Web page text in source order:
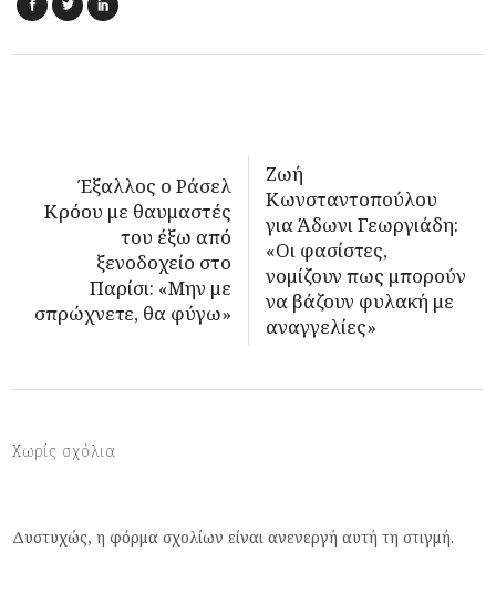
Έξαλλος ο Ράσελ
Κρόου με θαυμαστές
του έξω από
ξενοδοχείο στο
Παρίσι: «Μην με
σπρώχνετε, θα φύγω»
Ζωή
Κωνσταντοπούλου
για Άδωνι Γεωργιάδη:
«Οι φασίστες,
νομίζουν πως μπορούν
να βάζουν φυλακή με
αναγγελίες»
Χωρίς σχόλια
Δυστυχώς, η φόρμα σχολίων είναι ανενεργή αυτή τη στιγμή.